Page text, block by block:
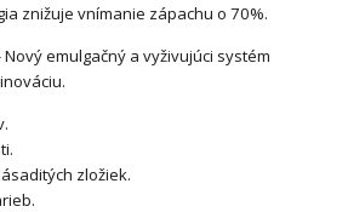
znižuje vnímanie zápachu o 70%.
- Nový emulgačný a vyživujúci systém
zložiek.